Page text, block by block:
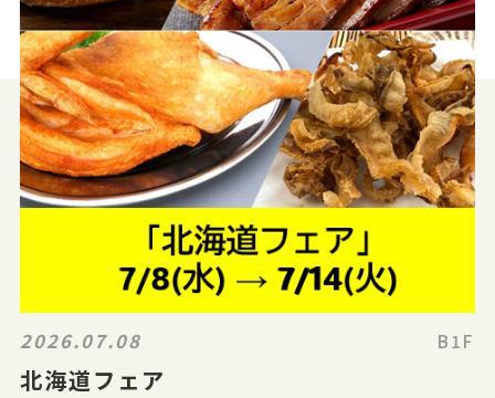
2026.07.08 B1F
北海道フェア